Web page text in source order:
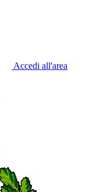
Accedi all'area